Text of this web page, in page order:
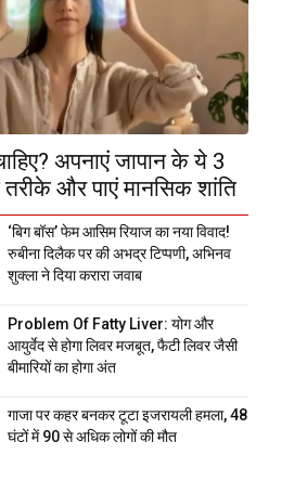
अपनाएं जापान के ये 3
तरीके और पाएं मानसिक शांति
‘बिग बॉस’ फेम आसिम रियाज का नया विवाद!
रुबीना दिलैक पर की अभद्र टिप्पणी, अभिनव
शुक्ला ने दिया करारा जवाब
Problem Of Fatty Liver: योग और
आयुर्वेद से होगा लिवर मजबूत, फैटी लिवर जैसी
बीमारियों का होगा अंत
गाजा पर कहर बनकर टूटा इजरायली हमला, 48
घंटों में 90 से अधिक लोगों की मौत